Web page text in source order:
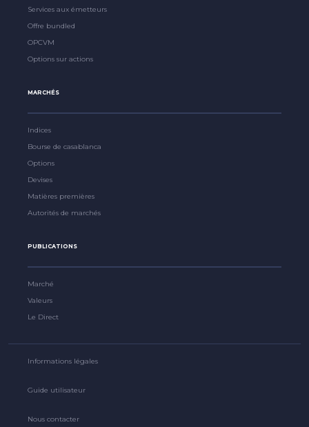
Services aux émetteurs
Offre bundled
OPCVM
Options sur actions
MARCHÉS
Indices
Bourse de casablanca
Options
Devises
Matières premières
Autorités de marchés
PUBLICATIONS
Marché
Valeurs
Le Direct
Informations légales
Guide utilisateur
Nous contacter